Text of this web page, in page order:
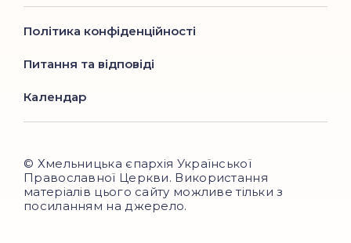
Політика конфіденційності
Питання та відповіді
Календар
© Хмельницька єпархія Української
Православної Церкви. Використання
матеріалів цього сайту можливе тільки з
посиланням на джерело.